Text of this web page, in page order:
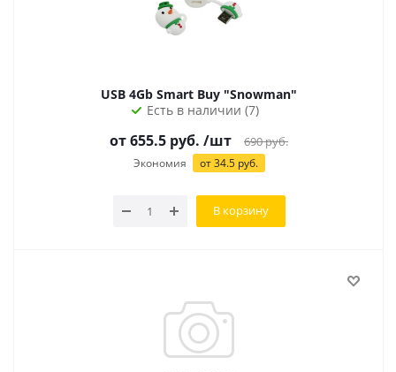
USB 4Gb Smart Buy "Snowman"
Есть в наличии (7)
от 655.5 руб. /шт 690руб.
Экономия от 34.5 руб.
В корзину